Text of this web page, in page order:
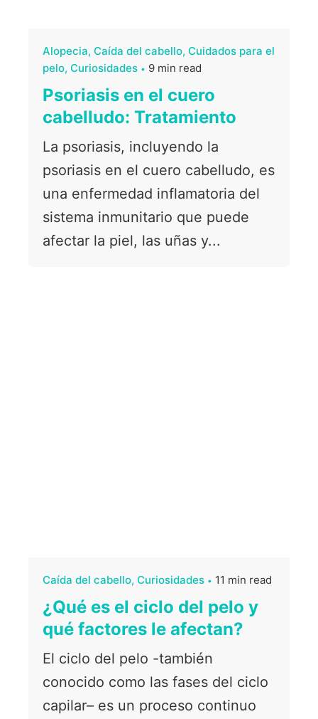
Alopecia Caída del cabello Cuidados para el
pelo Curiosidades 9 min read
Psoriasis en el cuero
cabelludo: Tratamiento
La psoriasis, incluyendo la
psoriasis en el cuero cabelludo, es
una enfermedad inflamatoria del
sistema inmunitario que puede
afectar la piel, las uñas y...
Caída del cabello Curiosidades 11 min read
¿Qué es el ciclo del pelo y
qué factores le afectan?
El ciclo del pelo -también
conocido como las fases del ciclo
capilar– es un proceso continuo